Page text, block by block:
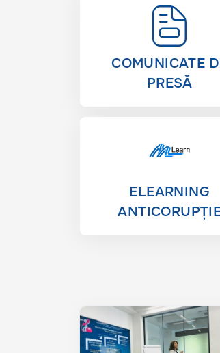
COMUNICATE
PRESĂ
ELEARNING